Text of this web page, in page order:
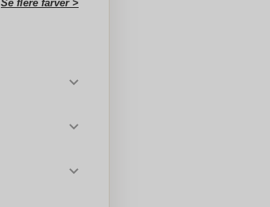
Se flere farver >